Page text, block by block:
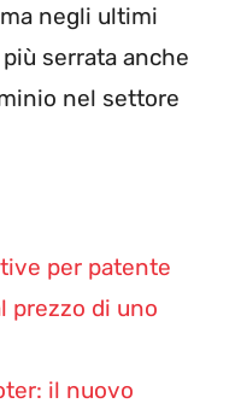
ma negli ultimi
serrata anche
nel settore
per patente
prezzo di uno
il nuovo